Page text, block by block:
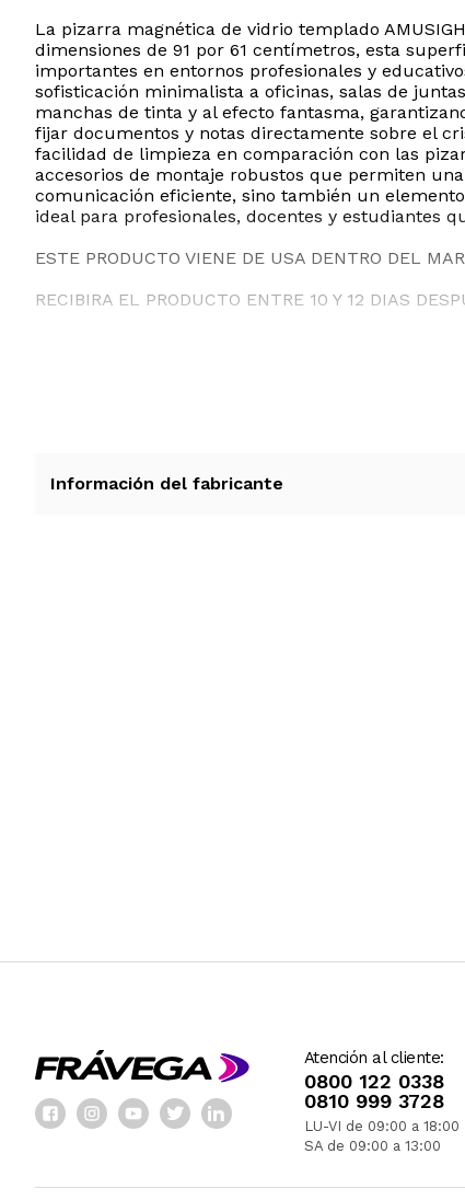
La pizarra magnética de vidrio templado
dimensiones de 91 por 61 centímetros, esta
importantes en entornos profesionales y
sofisticación minimalista a oficinas, salas de
manchas de tinta y al efecto fantasma,
fijar documentos y notas directamente sobre el
facilidad de limpieza en comparación con las
accesorios de montaje robustos que permiten
comunicación eficiente, sino también un
ideal para profesionales, docentes y estudiantes
ESTE PRODUCTO VIENE DE USA DENTRO DEL
RECIBIRA EL PRODUCTO ENTRE 10 Y 12 DIAS
Información del fabricante
Atención al cliente:
0800 122 0338
0810 999 3728
LU-VI de 09:00 a 18:00
SA de 09:00 a 13:00